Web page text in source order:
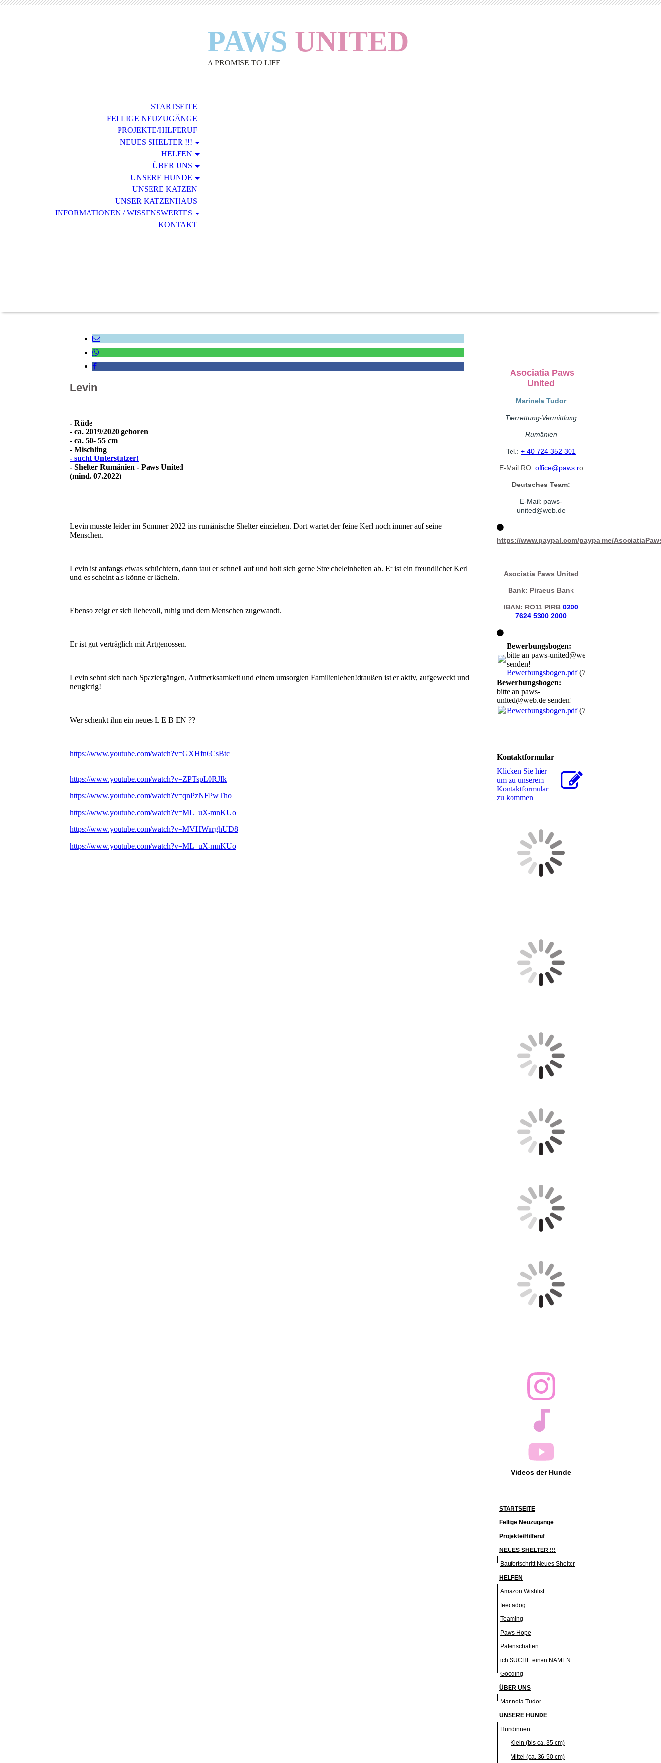
PAWS UNITED
A PROMISE TO LIFE
STARTSEITE
FELLIGE NEUZUGÄNGE
PROJEKTE/HILFERUF
NEUES SHELTER !!!
HELFEN
ÜBER UNS
UNSERE HUNDE
UNSERE KATZEN
UNSER KATZENHAUS
INFORMATIONEN / WISSENSWERTES
KONTAKT
Levin
- Rüde
- ca. 2019/2020 geboren
- ca. 50- 55 cm
- Mischling
- sucht Unterstützer!
- Shelter Rumänien - Paws United
(mind. 07.2022)
Levin musste leider im Sommer 2022 ins rumänische Shelter einziehen. Dort wartet der feine Kerl noch immer auf seine
Menschen.
Levin ist anfangs etwas schüchtern, dann taut er schnell auf und holt sich gerne Streicheleinheiten ab. Er ist ein freundlicher Kerl
und es scheint als könne er lächeln.
Ebenso zeigt er sich liebevoll, ruhig und dem Menschen zugewandt.
Er ist gut verträglich mit Artgenossen.
Levin sehnt sich nach Spaziergängen, Aufmerksamkeit und einem umsorgten Familienleben!draußen ist er aktiv, aufgeweckt und
neugierig!
Wer schenkt ihm ein neues L E B EN ??
https://www.youtube.com/watch?v=GXHfn6CsBtc
https://www.youtube.com/watch?v=ZPTspL0RJIk
https://www.youtube.com/watch?v=qnPzNFPwTho
https://www.youtube.com/watch?v=ML_uX-mnKUo
https://www.youtube.com/watch?v=MVHWurghUD8
https://www.youtube.com/watch?v=ML_uX-mnKUo
Asociatia Paws
United
Marinela Tudor
Tierrettung-Vermittlung
Rumänien
Tel.: + 40 724 352 301
E-Mail RO: office@paws.ro
Deutsches Team:
E-Mail: paws-
united@web. de
https://www.paypal.com/paypalme/
Asociatia Paws United
Bank: Piraeus Bank
IBAN: RO11 PIRB 0200
7624 5300 2000
Bewerbungsbogen:
bitte an paws-united@web.de
senden!
Bewerbungsbogen.pdf(70.86KB)
Bewerbungsbogen:
bitte an paws-
united@web.de senden!
Bewerbungsbogen.pdf(70.86KB)
Kontaktformular
Klicken Sie hier
um zu unserem
Kon­takt­for­mu­lar
zu kommen
Videos der Hunde
STARTSEITE
Fellige Neuzugänge
Projekte/Hilferuf
NEUES SHELTER !!!
Baufortschritt Neues Shelter
HELFEN
Amazon Wishlist
feedadog
Teaming
Paws Hope
Patenschaften
ich SUCHE einen NAMEN
Gooding
ÜBER UNS
Marinela Tudor
UNSERE HUNDE
Hündinnen
Klein (bis ca. 35 cm)
Mittel (ca. 36-50 cm)